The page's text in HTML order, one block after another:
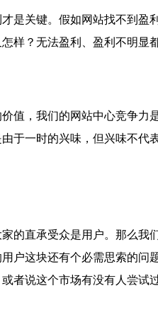
是关键。假如网站找不到盈
样？无法盈利、盈利不明显
值，我们的网站中心竞争力
于一时的兴味，但兴味不代
的直承受众是用户。那么我
户这块还有个必需思索的问
者说这个市场有没有人尝试